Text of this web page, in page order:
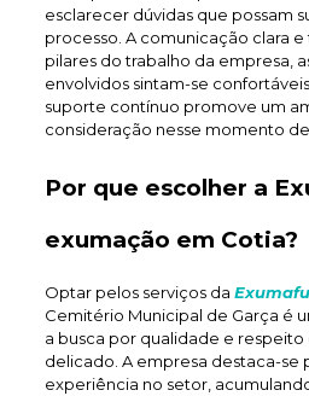
esclarecer dúvidas que possam
processo. A comunicação clara
pilares do trabalho da empresa,
envolvidos sintam-se
suporte contínuo promove um
consideração nesse momento
Por que escolher a
exumação em Cotia?
Optar pelos serviços da
Cemitério Municipal de Garça é
a busca por qualidade e
delicado. A empresa destaca-se
experiência no setor,